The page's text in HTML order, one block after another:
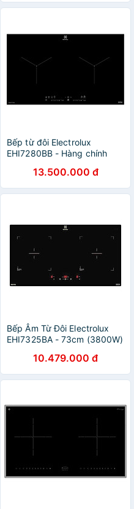
Bếp từ đôi Electrolux
EHI7280BB - Hàng chính
13.500.000 đ
Bếp Âm Từ Đôi Electrolux
EHI7325BA - 73cm (3800W)
10.479.000 đ